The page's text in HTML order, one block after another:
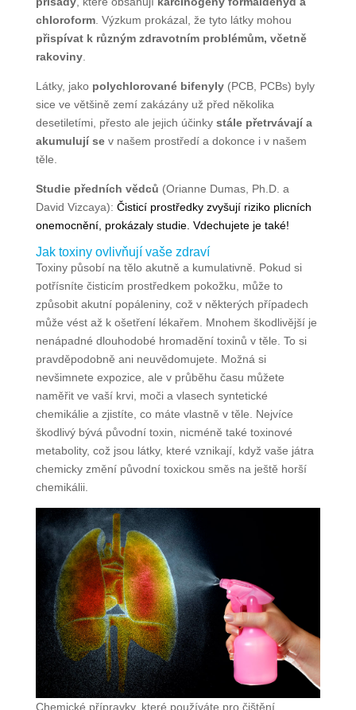
chloroform. Výzkum prokázal, že tyto látky mohou
přispívat k různým zdravotním problémům, včetně
rakoviny.
Látky, jako polychlorované bifenyly(PCB, PCBs) byly
sice ve většině zemí zakázány už před několika
desetiletími, přesto ale jejich účinky stále přetrvávají a
akumulují sev našem prostředí a dokonce i v našem
těle.
Studie předních vědců (Orianne Dumas, Ph.D. a
David Vizcaya): Čisticí prostředky zvyšují riziko plicních
onemocnění, prokázaly studie. Vdechujete je také!
Jak toxiny ovlivňují vaše zdraví
Toxiny působí na tělo akutně a kumulativně. Pokud si
potřísníte čisticím prostředkem pokožku, může to
způsobit akutní popáleniny, což v některých případech
může vést až k ošetření lékařem. Mnohem škodlivější je
nenápadné dlouhodobé hromadění toxinů v těle. To si
pravděpodobně ani neuvědomujete. Možná si
nevšimnete expozice, ale v průběhu času můžete
naměřit ve vaší krvi, moči a vlasech syntetické
chemikálie a zjistíte, co máte vlastně v těle. Nejvíce
škodlivý bývá původní toxin, nicméně také toxinové
metabolity, což jsou látky, které vznikají, když vaše játra
chemicky změní původní toxickou směs na ještě horší
chemikálii.
Chemické přípravky, které používáte pro čištění